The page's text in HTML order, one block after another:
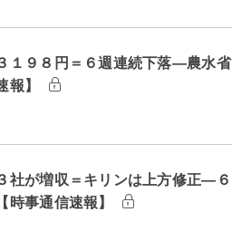
１９８円＝６週連続下落―農水省
報】
社が増収＝キリンは上方修正―６
時事通信速報】